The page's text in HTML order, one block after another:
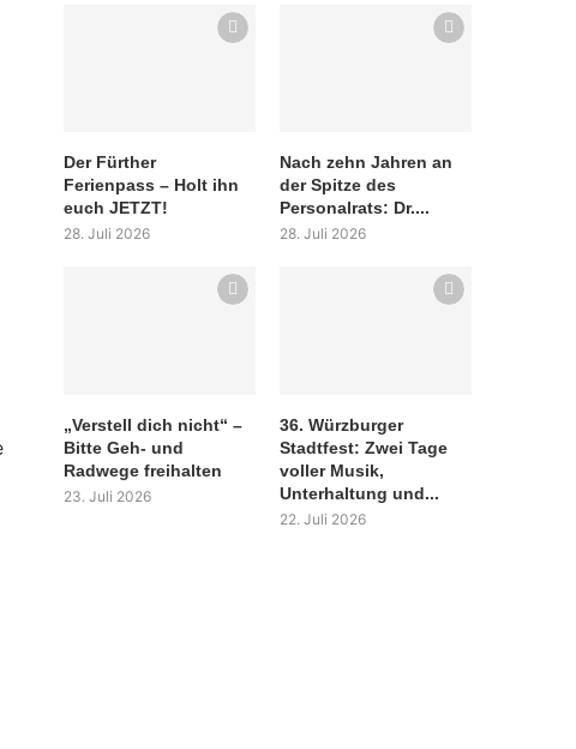
Der Fürther
Ferienpass – Holt ihn
euch JETZT!
28. Juli 2026
Nach zehn Jahren an
der Spitze des
Personalrats: Dr....
28. Juli 2026
„Verstell dich nicht“ –
Bitte Geh- und
Radwege freihalten
23. Juli 2026
36. Würzburger
Stadtfest: Zwei Tage
voller Musik,
Unterhaltung und...
22. Juli 2026